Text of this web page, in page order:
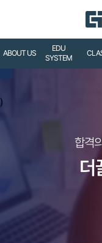
ABOUT US
EDU
SYSTEM
)
합격
더